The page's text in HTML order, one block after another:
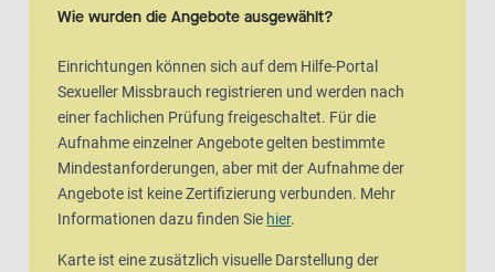
Wie wurden die Angebote ausgewählt?
Einrichtungen können sich auf dem Hilfe-Portal
Sexueller Missbrauch registrieren und werden nach
einer fachlichen Prüfung freigeschaltet. Für die
Aufnahme einzelner Angebote gelten bestimmte
Mindestanforderungen, aber mit der Aufnahme der
Angebote ist keine Zertifizierung verbunden. Mehr
Informationen dazu finden Sie hier.
Karte ist eine zusätzlich visuelle Darstellung der